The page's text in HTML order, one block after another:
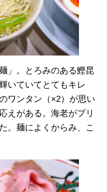
」。とろみのある鰹昆
いていてとてもキレ
ワンタン（×2）が思い
えがある。海老がプリ
。麺によくからみ、こ